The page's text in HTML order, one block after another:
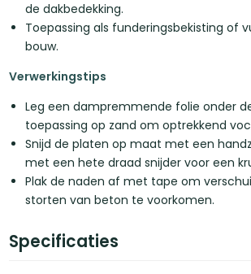
de dakbedekking.
Toepassing als funderingsbekisting of
bouw.
Verwerkingstips
Leg een dampremmende folie onder
toepassing op zand om optrekkend
Snijd de platen op maat met een
met een hete draad snijder voor een
Plak de naden af met tape om
storten van beton te voorkomen.
Specificaties